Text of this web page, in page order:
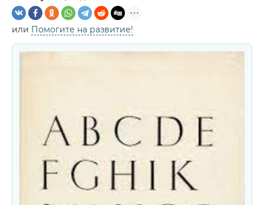
или Помогите на развитие!